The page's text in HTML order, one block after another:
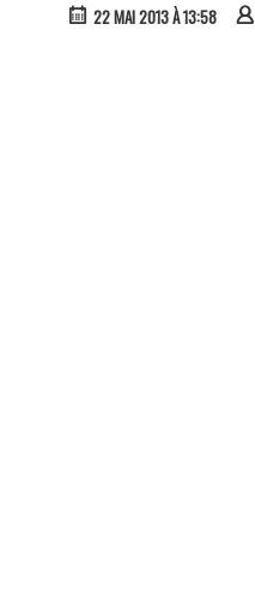
22 MAI 2013 À 13:58